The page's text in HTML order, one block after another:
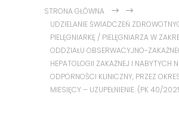
STRONA GŁÓWNA
UDZIELANIE ŚWIADCZEŃ
PIELĘGNIARKĘ / PIELĘGNIARZA W
ODDZIAŁU OBSERWACYJNO-
HEPATOLOGII ZAKAŹNEJ I NABYTYCH
ODPORNOŚCI KLINICZNY, PRZEZ
MIESIĘCY – UZUPEŁNIENIE. (PK 40/